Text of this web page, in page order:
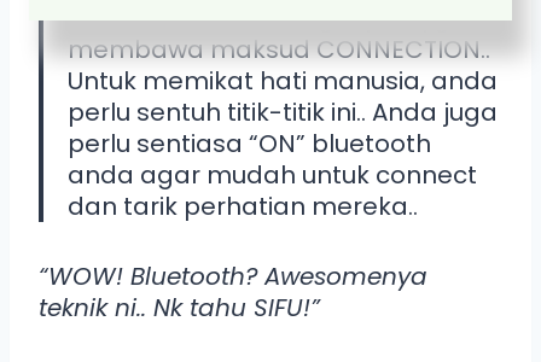
BLUETOOTH… Satu ungkapan yg
membawa maksud CONNECTION..
Untuk memikat hati manusia, anda
perlu sentuh titik-titik ini.. Anda juga
perlu sentiasa “ON” bluetooth
anda agar mudah untuk connect
dan tarik perhatian mereka..
“WOW! Bluetooth? Awesomenya
teknik ni.. Nk tahu SIFU!”